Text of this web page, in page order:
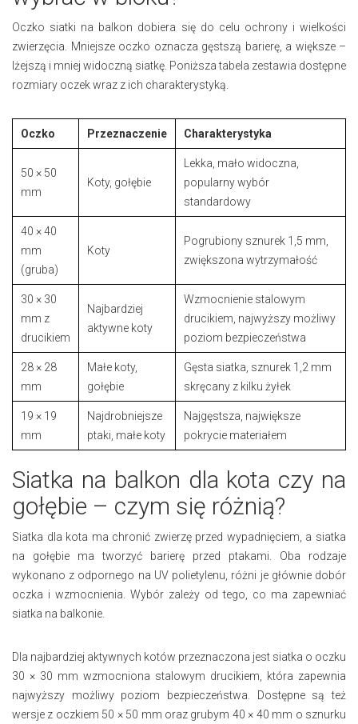
Oczko siatki na balkon dobiera się do celu ochrony i wielkości
zwierzęcia. Mniejsze oczko oznacza gęstszą barierę, a większe –
lżejszą i mniej widoczną siatkę. Poniższa tabela zestawia dostępne
rozmiary oczek wraz z ich charakterystyką.
Oczko Przeznaczenie Charakterystyka
50 × 50
mm
Koty, gołębie
Lekka, mało widoczna,
popularny wybór
standardowy
40 × 40
mm
(gruba)
Koty
Pogrubiony sznurek 1,5 mm,
zwiększona wytrzymałość
30 × 30
mm z
drucikiem
Najbardziej
aktywne koty
Wzmocnienie stalowym
drucikiem, najwyższy możliwy
poziom bezpieczeństwa
28 × 28
mm
Małe koty,
gołębie
Gęsta siatka, sznurek 1,2 mm
skręcany z kilku żyłek
19 × 19
mm
Najdrobniejsze
ptaki, małe koty
Najgęstsza, największe
pokrycie materiałem
Siatka na balkon dla kota czy na
gołębie – czym się różnią?
Siatka dla kota ma chronić zwierzę przed wypadnięciem, a siatka
na gołębie ma tworzyć barierę przed ptakami. Oba rodzaje
wykonano z odpornego na UV polietylenu, różni je głównie dobór
oczka i wzmocnienia. Wybór zależy od tego, co ma zapewniać
siatka na balkonie.
Dla najbardziej aktywnych kotów przeznaczona jest siatka o oczku
30 × 30 mm wzmocniona stalowym drucikiem, która zapewnia
najwyższy możliwy poziom bezpieczeństwa. Dostępne są też
wersje z oczkiem 50 × 50 mm oraz grubym 40 × 40 mm o sznurku